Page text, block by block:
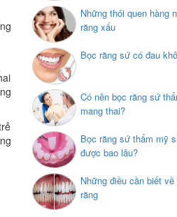
Những thói quen hàng
răng xấu
Bọc răng sứ có đau
Có nên bọc răng sứ
mang thai?
Bọc răng sứ thẩm mỹ
được bao lâu?
Những điều cần biết
răng